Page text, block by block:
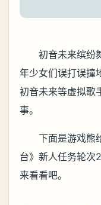
初音未来缤纷
年少女们误打误撞
初音未来等虚拟歌
事。
下面是游戏熊
台》新人任务轮次
来看看吧。